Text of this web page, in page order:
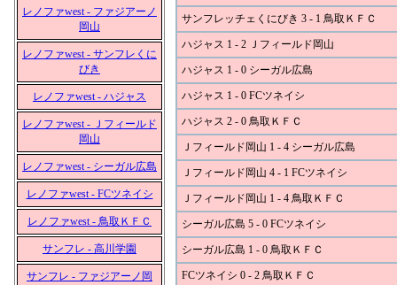
レノファwest - ファジアーノ
岡山
レノファwest - サンフレくに
びき
レノファwest - ハジャス
レノファwest - Ｊフィールド
岡山
レノファwest - シーガル広島
レノファwest - FCツネイシ
レノファwest - 鳥取ＫＦＣ
サンフレ - 高川学園
サンフレ - ファジアーノ岡
サンフレッチェくにびき 3 - 1 鳥取ＫＦＣ
ハジャス 1 - 2 Ｊフィールド岡山
ハジャス 1 - 0 シーガル広島
ハジャス 1 - 0 FCツネイシ
ハジャス 2 - 0 鳥取ＫＦＣ
Ｊフィールド岡山 1 - 4 シーガル広島
Ｊフィールド岡山 4 - 1 FCツネイシ
Ｊフィールド岡山 1 - 4 鳥取ＫＦＣ
シーガル広島 5 - 0 FCツネイシ
シーガル広島 1 - 0 鳥取ＫＦＣ
FCツネイシ 0 - 2 鳥取ＫＦＣ